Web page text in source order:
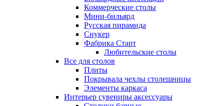
Коммерческие столы
Мини-бильярд
Русская пирамида
Снукер
Фабрика Старт
Любительские столы
Все для столов
Плиты
Покрывала чехлы столешницы
Элементы каркаса
Интерьер сувениры аксессуары